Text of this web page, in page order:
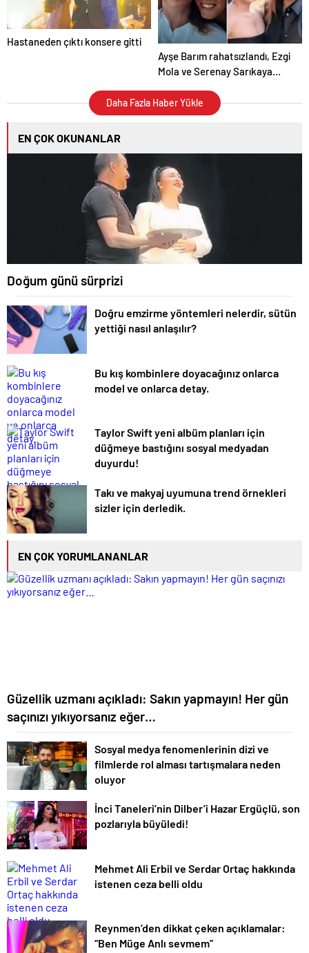
Hastaneden çıktı konsere gitti
Ayşe Barım rahatsızlandı, Ezgi
Mola ve Serenay Sarıkaya
Daha Fazla Haber Yükle
EN ÇOK OKUNANLAR
Doğum günü sürprizi
Doğru emzirme yöntemleri nelerdir, sütün
yettiği nasıl anlaşılır?
Bu kış kombinlere doyacağınız onlarca
model ve onlarca detay.
Taylor Swift yeni albüm planları için
düğmeye bastığını sosyal medyadan
duyurdu!
Takı ve makyaj uyumuna trend örnekleri
sizler için derledik.
EN ÇOK YORUMLANANLAR
Güzellik uzmanı açıkladı: Sakın yapmayın! Her gün
saçınızı yıkıyorsanız eğer…
Sosyal medya fenomenlerinin dizi ve
filmlerde rol alması tartışmalara neden
oluyor
İnci Taneleri’nin Dilber’i Hazar Ergüçlü, son
pozlarıyla büyüledi!
Mehmet Ali Erbil ve Serdar Ortaç hakkında
istenen ceza belli oldu
Reynmen’den dikkat çeken açıklamalar:
“Ben Müge Anlı sevmem”